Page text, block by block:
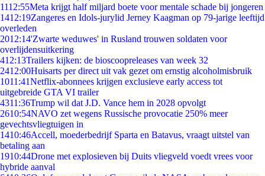
1112:55Meta krijgt half miljard boete voor mentale schade bij jongeren
1412:19Zangeres en Idols-jurylid Jerney Kaagman op 79-jarige leeftijd
overleden
2012:14'Zwarte weduwes' in Rusland trouwen soldaten voor
overlijdensuitkering
412:13Trailers kijken: de bioscoopreleases van week 32
2412:00Huisarts per direct uit vak gezet om ernstig alcoholmisbruik
1011:41Netflix-abonnees krijgen exclusieve early access tot
uitgebreide GTA VI trailer
4311:36Trump wil dat J.D. Vance hem in 2028 opvolgt
2610:54NAVO zet wegens Russische provocatie 250% meer
gevechtsvliegtuigen in
1410:46Accell, moederbedrijf Sparta en Batavus, vraagt uitstel van
betaling aan
1910:44Drone met explosieven bij Duits vliegveld voedt vrees voor
hybride aanval